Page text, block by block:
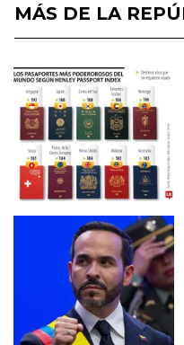
MÁS DE LA